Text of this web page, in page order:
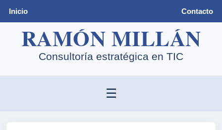
Inicio Contacto
☰